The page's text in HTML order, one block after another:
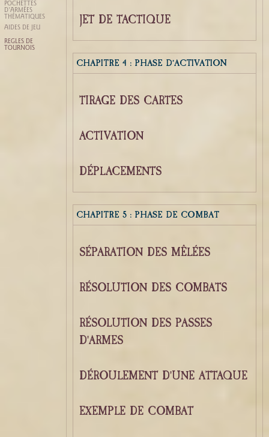
POCHETTES
D'ARMÉES
THÉMATIQUES
AIDES DE JEU
RÈGLES DE
TOURNOIS
JET DE TACTIQUE
CHAPITRE 4 : PHASE D’ACTIVATION
TIRAGE DES CARTES
ACTIVATION
DÉPLACEMENTS
CHAPITRE 5 : PHASE DE COMBAT
SÉPARATION DES MÊLÉES
RÉSOLUTION DES COMBATS
RÉSOLUTION DES PASSES
D'ARMES
DÉROULEMENT D'UNE ATTAQUE
EXEMPLE DE COMBAT